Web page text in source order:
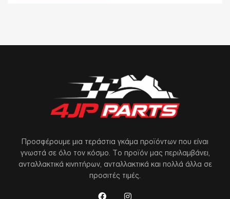
Προσφέρουμε μια τεράστια γκάμα προϊόντων που είναι
γνωστά σε όλο τον κόσμο. Το προϊόν μας περιλαμβάνει,
ανταλλακτικά κινητήρων, ανταλλακτικά και πολλά άλλα σε
προσιτές τιμές.